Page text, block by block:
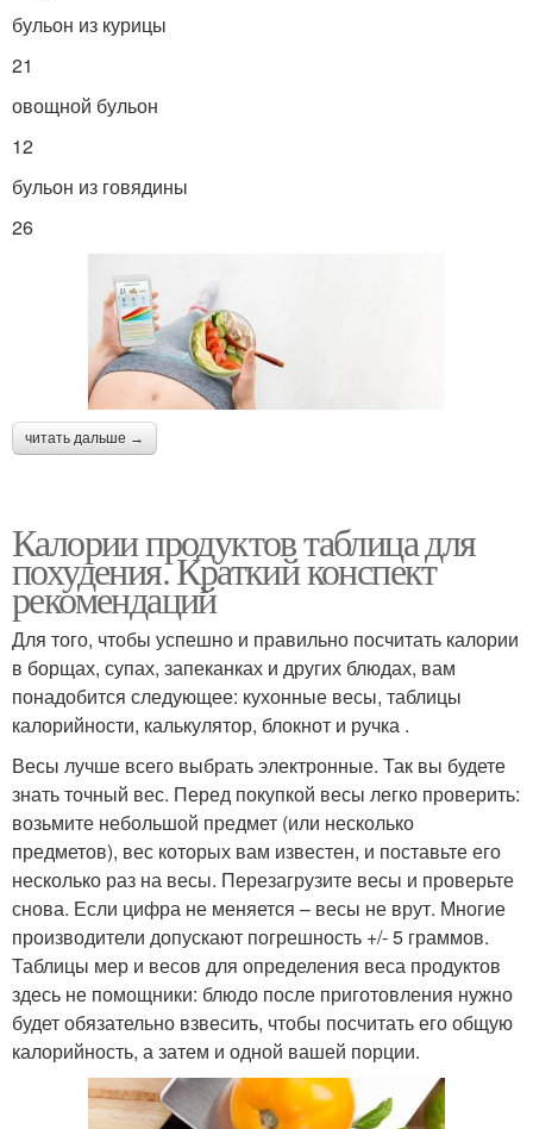
бульон из курицы
21
овощной бульон
12
бульон из говядины
26
читать дальше →
Калории продуктов таблица для
похудения. Краткий конспект
рекомендаций
Для того, чтобы успешно и правильно посчитать калории
в борщах, супах, запеканках и других блюдах, вам
понадобится следующее: кухонные весы, таблицы
калорийности, калькулятор, блокнот и ручка .
Весы лучше всего выбрать электронные. Так вы будете
знать точный вес. Перед покупкой весы легко проверить:
возьмите небольшой предмет (или несколько
предметов), вес которых вам известен, и поставьте его
несколько раз на весы. Перезагрузите весы и проверьте
снова. Если цифра не меняется – весы не врут. Многие
производители допускают погрешность +/- 5 граммов.
Таблицы мер и весов для определения веса продуктов
здесь не помощники: блюдо после приготовления нужно
будет обязательно взвесить, чтобы посчитать его общую
калорийность, а затем и одной вашей порции.